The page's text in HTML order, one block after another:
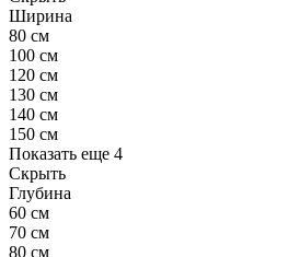
Ширина
80 см
100 см
120 см
130 см
140 см
150 см
Показать еще 4
Скрыть
Глубина
60 см
70 см
80 см